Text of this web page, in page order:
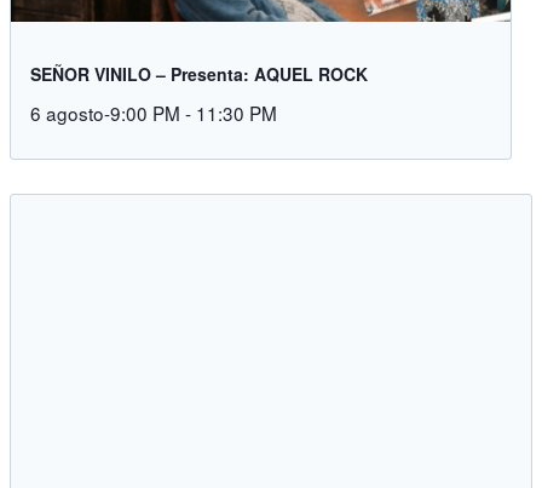
SEÑOR VINILO – Presenta: AQUEL ROCK
6 agosto-9:00 PM - 11:30 PM